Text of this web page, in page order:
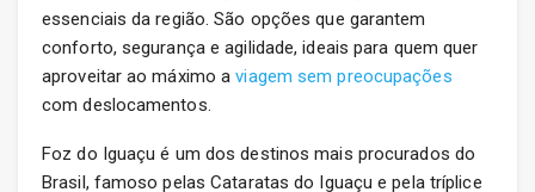
essenciais da região. São opções que garantem
conforto, segurança e agilidade, ideais para quem quer
aproveitar ao máximo aviagem sem preocupações
com deslocamentos.
Foz do Iguaçu é um dos destinos mais procurados do
Brasil, famoso pelas Cataratas do Iguaçu e pela tríplice